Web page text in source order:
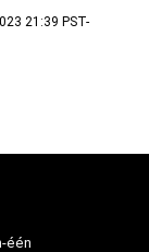
21:39 PST-
één